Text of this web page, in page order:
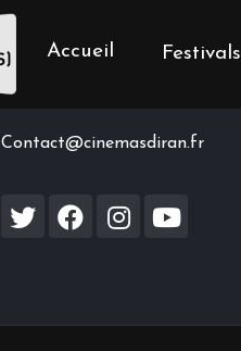
Accueil Festivals
Contact us
Contact@cinemasdiran.fr